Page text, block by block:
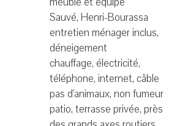
Sauvé, Henri-Bourassa
entretien ménager inclus,
déneigement
chauffage, électricité,
téléphone, internet, câble
pas d'animaux, non fumeur
patio, terrasse privée, près